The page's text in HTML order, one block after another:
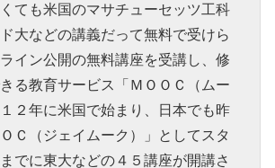
ても米国のマサチューセッツ工科
大などの講義だって無料で受けら
イン公開の無料講座を受講し、修
る教育サービス「ＭＯＯＣ（ムー
２年に米国で始まり、日本でも昨
Ｃ（ジェイムーク）」としてスタ
でに東大などの４５講座が開講さ